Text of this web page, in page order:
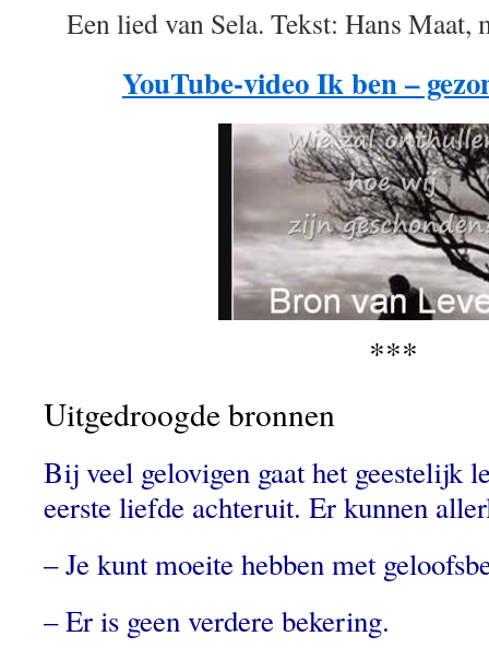
Een lied van Sela. Tekst: Hans Maat,
YouTube-video Ik ben –
***
Uitgedroogde bronnen
Bij veel gelovigen gaat het geestelijk
eerste liefde achteruit. Er kunnen
– Je kunt moeite hebben met
– Er is geen verdere bekering.